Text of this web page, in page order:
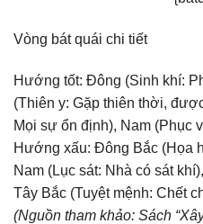
Vòng bát quái chi tiết
Hướng tốt: Đông (Sinh khí:
(Thiên y: Gặp thiên thời,
Mọi sự ổn định), Nam
Hướng xấu: Đông Bắc (Họa
Nam (Lục sát: Nhà có sát
Tây Bắc (Tuyệt mệnh: Chết
(Nguồn tham khảo: Sách